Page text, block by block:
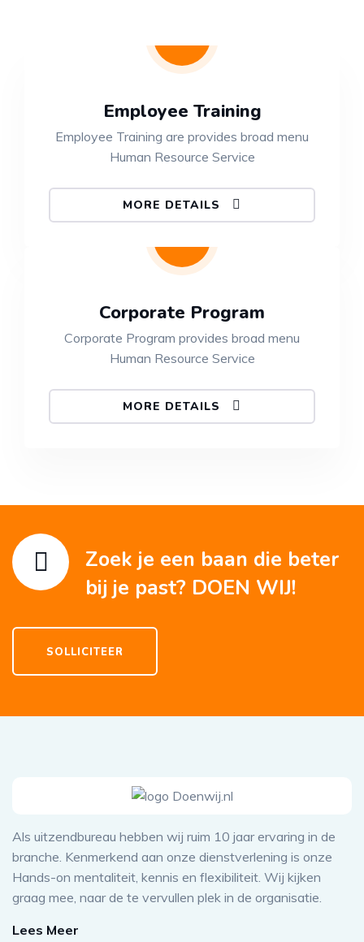
Employee Training
Employee Training are provides broad menu
Human Resource Service
MORE DETAILS
Corporate Program
Corporate Program provides broad menu
Human Resource Service
MORE DETAILS
Zoek je een baan die beter
bij je past? DOEN WIJ!
SOLLICITEER
Als uitzendbureau hebben wij ruim 10 jaar ervaring in de
branche. Kenmerkend aan onze dienstverlening is onze
Hands-on mentaliteit, kennis en flexibiliteit. Wij kijken
graag mee, naar de te vervullen plek in de organisatie.
Lees Meer